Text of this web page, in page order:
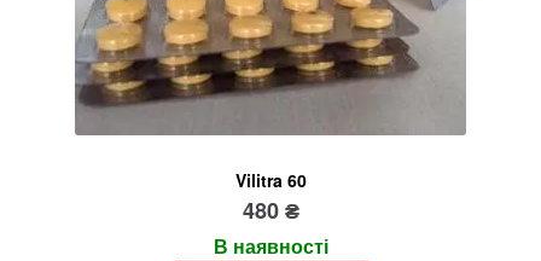
Vilitra 60
480₴
В наявності